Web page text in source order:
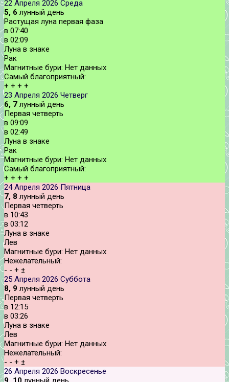
22 Апреля 2026 Среда
5, 6 лунный день
Растущая луна первая фаза
в 07:40
в 02:09
Луна в знаке
Рак
Магнитные бури: Нет данных
Самый благоприятный:
+ + + +
23 Апреля 2026 Четверг
6, 7 лунный день
Первая четверть
в 09:09
в 02:49
Луна в знаке
Рак
Магнитные бури: Нет данных
Самый благоприятный:
+ + + +
24 Апреля 2026 Пятница
7, 8 лунный день
Первая четверть
в 10:43
в 03:12
Луна в знаке
Лев
Магнитные бури: Нет данных
Нежелательный:
- - + ±
25 Апреля 2026 Суббота
8, 9 лунный день
Первая четверть
в 12:15
в 03:26
Луна в знаке
Лев
Магнитные бури: Нет данных
Нежелательный:
- - + ±
26 Апреля 2026 Воскресенье